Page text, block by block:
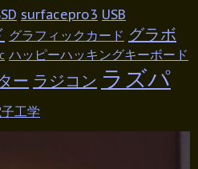
surfacepro3 USB
グラフィックカード グラボ
ハッピーハッキングキーボード
ー ラジコン ラズパ
工学